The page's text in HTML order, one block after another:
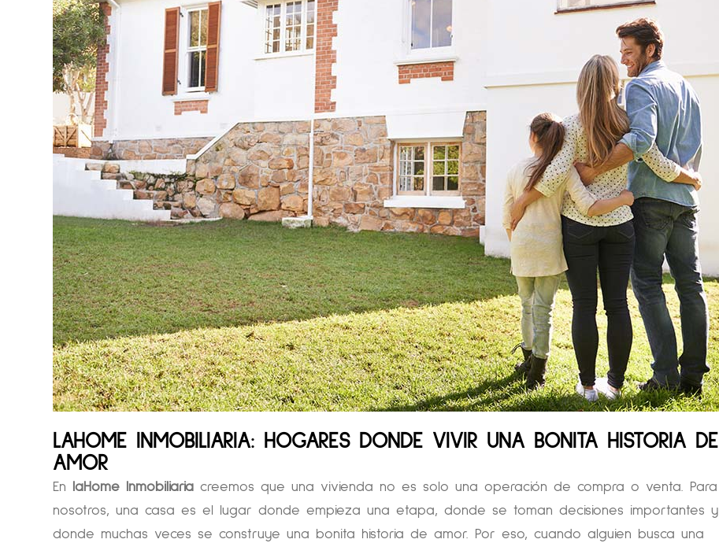
LAHOME INMOBILIARIA: HOGARES DONDE VIVIR UNA BONITA HISTORIA DE
AMOR
En laHome Inmobiliaria creemos que una vivienda no es solo una operación de compra o venta. Para
nosotros, una casa es el lugar donde empieza una etapa, donde se toman decisiones importantes y
donde muchas veces se construye una bonita historia de amor. Por eso, cuando alguien busca una